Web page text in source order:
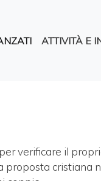
principale
ATTIVITÀ E
verificare il
cristiana